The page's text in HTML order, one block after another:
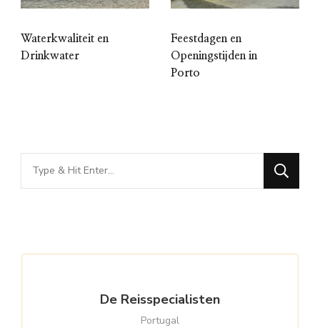
Waterkwaliteit en
Drinkwater
Feestdagen en
Openingstijden in
Porto
Looking
for
De Reisspecialisten
Portugal